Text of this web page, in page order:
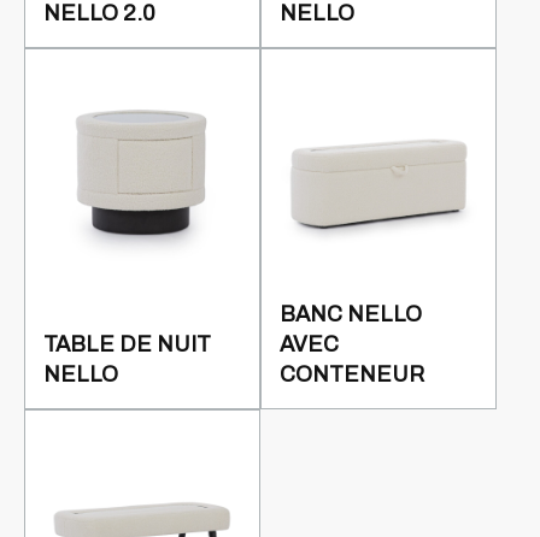
NELLO 2.0 NELLO
TABLE DE NUIT
NELLO
BANC NELLO
AVEC
CONTENEUR